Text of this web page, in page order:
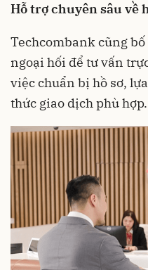
Hỗ trợ chuyên sâu về
Techcombank cũng
ngoại hối để tư vấn
việc chuẩn bị hồ sơ,
thức giao dịch phù hợp.